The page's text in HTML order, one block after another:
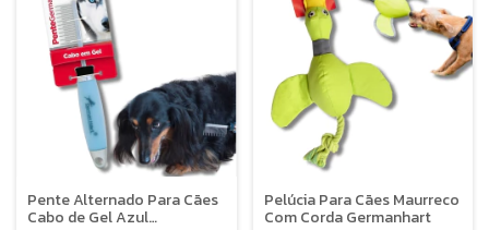
Pente Alternado Para Cães
Cabo de Gel Azul
Pelúcia Para Cães Maurreco
Com Corda Germanhart